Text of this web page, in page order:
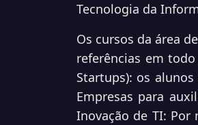
Tecnologia da
Os cursos da área
referências em
Startups): os
Empresas para
Inovação de TI: Por